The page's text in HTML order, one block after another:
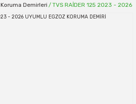
Koruma Demirleri TVS RAİDER 125 2023 - 2026